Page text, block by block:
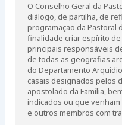
O Conselho Geral da
diálogo, de partilha, de
programação da Pastoral
finalidade criar espírito
principais responsáveis
de todas as geografias
do Departamento
casais designados pelos
apostolado da Família,
indicados ou que
e outros membros com